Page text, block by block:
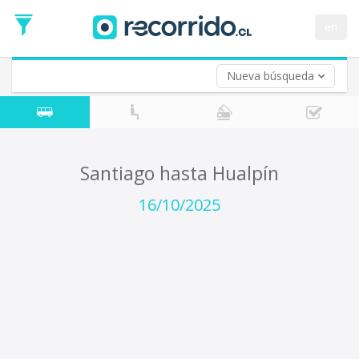
Nueva búsqueda
de
Ida
Vuelta (opcional)
Fecha
de
Santiago hasta Hualpín
16/10/2025